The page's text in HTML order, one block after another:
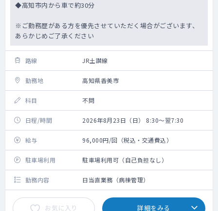
◆高知市内から車で約30分
※ご勤務歴がある方を優先させていただく場合がございます、
あらかじめご了承ください
路線 JR土讃線
勤務地 高知県香美市
科目 不問
日程/時間 2026年8月23日（日） 8:30～翌7:30
給与 96,000円/回（税込・交通費込）
駐車場利用 駐車場利用可（自己負担なし）
勤務内容 日当直業務（病棟管理）
お気に入り 詳細をみる